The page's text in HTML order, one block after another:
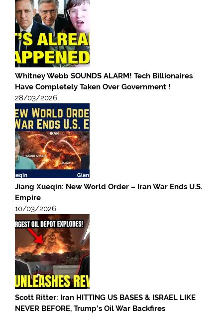
Whitney Webb SOUNDS ALARM! Tech Billionaires
Have Completely Taken Over Government !
28/03/2026
Jiang Xueqin: New World Order – Iran War Ends U.S.
Empire
10/03/2026
Scott Ritter: Iran HITTING US BASES & ISRAEL LIKE
NEVER BEFORE, Trump’s Oil War Backfires